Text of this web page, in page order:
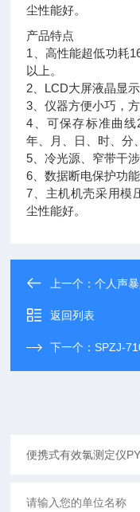
尘性能好。
产品特点
1、高性能超低功耗
以上。
2、LCD大屏液晶显
3、仪器方便小巧，
4、可保存标准曲
年、月、日、时、分
5、冷光源、窄带干
6、数据断电保护功能
7、主机机壳采用模
尘性能好。
上一个：个人声
返回列表
下一个：SPZJ-